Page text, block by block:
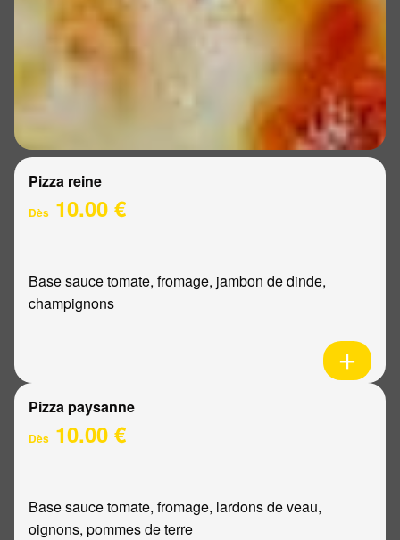
Pizza reine
Dès 10.00 €
Base sauce tomate, fromage, jambon de dinde,
champignons
Pizza paysanne
Dès 10.00 €
Base sauce tomate, fromage, lardons de veau,
oignons, pommes de terre